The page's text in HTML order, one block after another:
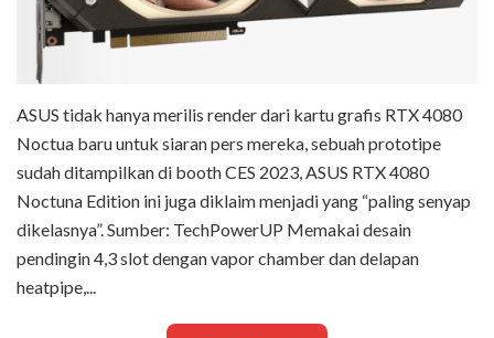
ASUS tidak hanya merilis render dari kartu grafis RTX 4080
Noctua baru untuk siaran pers mereka, sebuah prototipe
sudah ditampilkan di booth CES 2023, ASUS RTX 4080
Noctuna Edition ini juga diklaim menjadi yang “paling senyap
dikelasnya”. Sumber: TechPowerUP Memakai desain
pendingin 4,3 slot dengan vapor chamber dan delapan
heatpipe,...